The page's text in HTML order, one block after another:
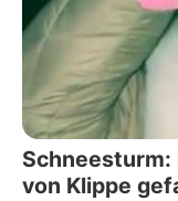
von Klippe